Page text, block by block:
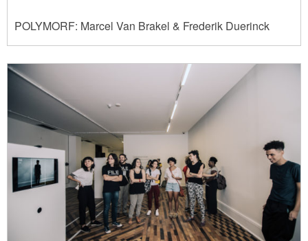
POLYMORF: Marcel Van Brakel & Frederik Duerinck